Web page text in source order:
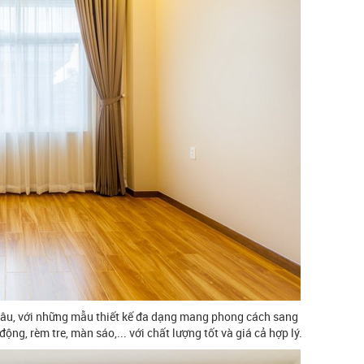
với những mẫu thiết kế đa dạng mang phong cách sang
rèm tre, màn sáo,... với chất lượng tốt và giá cả hợp lý.